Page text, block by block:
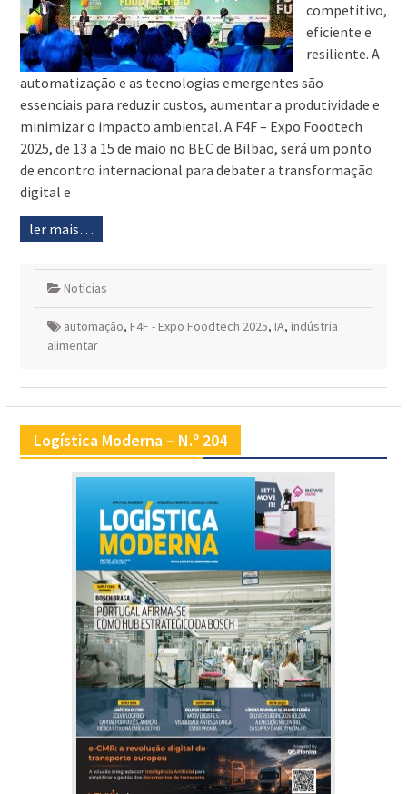
competitivo,
eficiente e
resiliente. A
automatização e as tecnologias emergentes são
essenciais para reduzir custos, aumentar a produtividade e
minimizar o impacto ambiental. A F4F – Expo Foodtech
2025, de 13 a 15 de maio no BEC de Bilbao, será um ponto
de encontro internacional para debater a transformação
digital e
ler mais…
Notícias
automação, F4F - Expo Foodtech 2025, IA, indústria
alimentar
Logística Moderna – N.º 204